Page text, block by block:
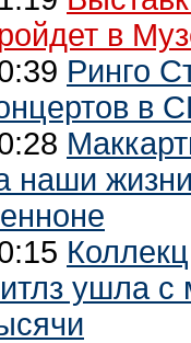
в
Ринго
в
наши
ушла с